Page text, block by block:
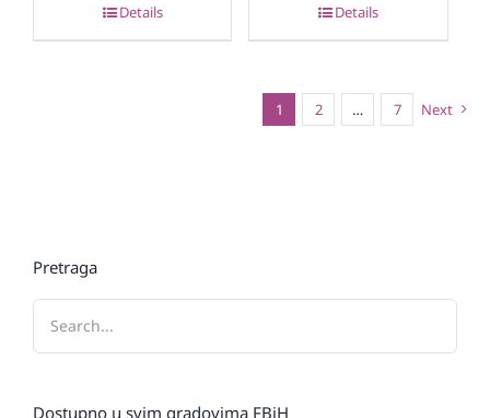
Details Details
1 2 … 7 Next
Pretraga
Dostupno u svim gradovima FBiH